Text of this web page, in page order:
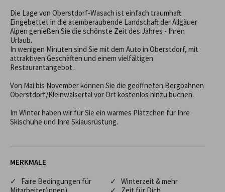
Die Lage von Oberstdorf-Wasach ist einfach traumhaft.
Eingebettet in die atemberaubende Landschaft der Allgäuer
Alpen genießen Sie die schönste Zeit des Jahres - Ihren
Urlaub.
In wenigen Minuten sind Sie mit dem Auto in Oberstdorf, mit
attraktiven Geschäften und einem vielfältigen
Restaurantangebot.
Von Mai bis November können Sie die geöffneten Bergbahnen
Oberstdorf/Kleinwalsertal vor Ort kostenlos hinzu buchen.
Im Winter haben wir für Sie ein warmes Plätzchen für Ihre
Skischuhe und Ihre Skiausrüstung.
MERKMALE
✓ Faire Bedingungen für
✓ Winterzeit & mehr